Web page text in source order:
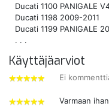
Ducati 1100 PANIGALE
Ducati 1198 2009-2011
Ducati 1199 PANIGALE
. . .
Käyttäjäarviot
tähdet
Ei
Varmaan